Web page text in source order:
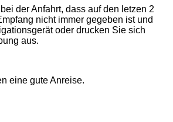
der Anfahrt, dass auf den letzen 2
nicht immer gegeben ist und
oder drucken Sie sich
aus.
eine gute Anreise.